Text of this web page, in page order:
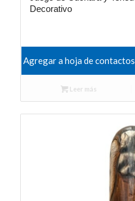
Decorativo
Agregar a hoja de contactos
Leer más